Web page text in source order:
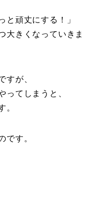
と頑丈にする！」
大きくなっていきま
すが、
ってしまうと、
。
です。